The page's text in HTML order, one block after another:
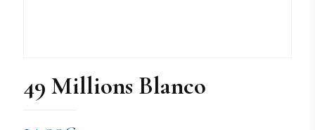
49 Millions Blanco